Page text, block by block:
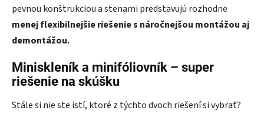
pevnou konštrukciou a stenami predstavujú rozhodne
menej flexibilnejšie riešenie s náročnejšou montážou aj
demontážou.
Miniskleník a minifóliovník – super
riešenie na skúšku
Stále si nie ste istí, ktoré z týchto dvoch riešení si vybrať?